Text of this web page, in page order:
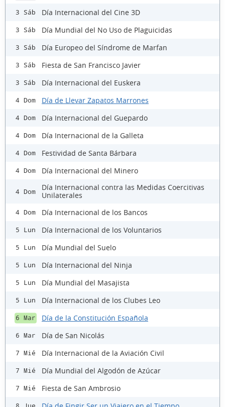
3 Sáb Día Internacional del Cine 3D
3 Sáb Día Mundial del No Uso de Plaguicidas
3 Sáb Día Europeo del Síndrome de Marfan
3 Sáb Fiesta de San Francisco Javier
3 Sáb Día Internacional del Euskera
4 Dom Día de Llevar Zapatos Marrones
4 Dom Día Internacional del Guepardo
4 Dom Día Internacional de la Galleta
4 Dom Festividad de Santa Bárbara
4 Dom Día Internacional del Minero
4 Dom
Día Internacional contra las Medidas Coercitivas
Unilaterales
4 Dom Día Internacional de los Bancos
5 Lun Día Internacional de los Voluntarios
5 Lun Día Mundial del Suelo
5 Lun Día Internacional del Ninja
5 Lun Día Mundial del Masajista
5 Lun Día Internacional de los Clubes Leo
6 Mar Día de la Constitución Española
6 Mar Día de San Nicolás
7 Mié Día Internacional de la Aviación Civil
7 Mié Día Mundial del Algodón de Azúcar
7 Mié Fiesta de San Ambrosio